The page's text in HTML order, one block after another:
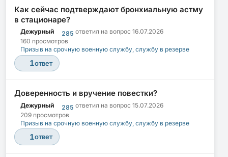
Как сейчас подтверждают бронхиальную астму
в стационаре?
Дежурный 285 ответил на вопрос 16.07.2026
160 просмотров
Призыв на срочную военную службу, службу в резерве
1ответ
Доверенность и вручение повестки?
Дежурный 285 ответил на вопрос 15.07.2026
209 просмотров
Призыв на срочную военную службу, службу в резерве
1ответ